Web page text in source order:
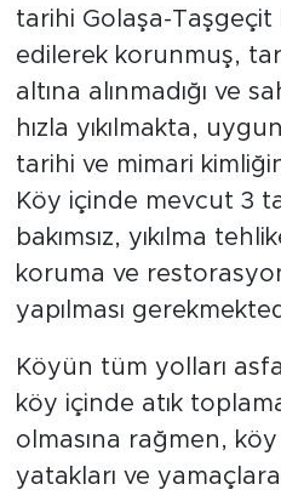
tarihi Golaşa-
edilerek korunmuş,
altına alınmadığı ve
hızla yıkılmakta,
tarihi ve mimari
Köy içinde mevcut 3
bakımsız, yıkılma
koruma ve
yapılması
Köyün tüm yolları
köy içinde atık
olmasına rağmen,
yatakları ve